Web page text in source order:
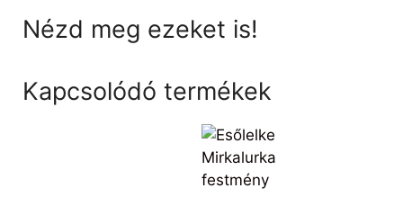
Nézd meg ezeket is!
Kapcsolódó termékek